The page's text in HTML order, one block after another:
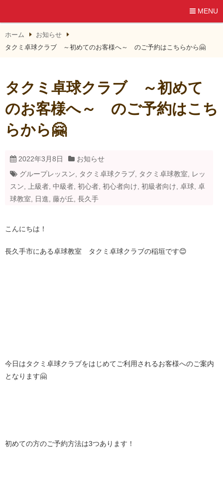
MENU
ホーム
お知らせ
タクミ卓球クラブ ～初めてのお客様へ～ のご予約はこちらから🤗
タクミ卓球クラブ ～初めて
のお客様へ～ のご予約はこち
らから🤗
2022年3月8日
お知らせ
グループレッスン
タクミ卓球クラブ タクミ卓球教室
レッ
スン
上級者 中級者 初心者 初心者向け 初級者向け 卓球 卓
球教室
日進 藤が丘 長久手
こんにちは！
長久手市にある卓球教室 タクミ卓球クラブの稲垣です😊
今日はタクミ卓球クラブをはじめてご利用されるお客様へのご案内
となります🤗
初めての方のご予約方法は3つあります！